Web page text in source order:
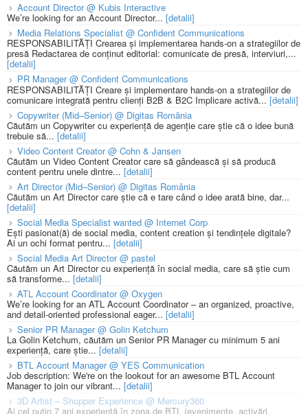
Account Director @ Kubis Interactive
We’re looking for an Account Director... [detalii]
Media Relations Specialist @ Confident Communications
RESPONSABILITĂȚI Crearea și implementarea hands-on a strategiilor de
presă Redactarea de conținut editorial: comunicate de presă, interviuri,...
[detalii]
PR Manager @ Confident Communications
RESPONSABILITĂȚI Creare și implementare hands-on a strategiilor de
comunicare integrată pentru clienți B2B & B2C Implicare activă... [detalii]
Copywriter (Mid–Senior) @ Digitas România
Căutăm un Copywriter cu experiență de agenție care știe că o idee bună
trebuie să... [detalii]
Video Content Creator @ Cohn & Jansen
Căutăm un Video Content Creator care să gândească și să producă
content pentru unele dintre... [detalii]
Art Director (Mid–Senior) @ Digitas România
Căutăm un Art Director care știe că e tare când o idee arată bine, dar...
[detalii]
Social Media Specialist wanted @ Internet Corp
Ești pasionat(ă) de social media, content creation și tendințele digitale?
Ai un ochi format pentru... [detalii]
Social Media Art Director @ pastel
Căutăm un Art Director cu experiență în social media, care să știe cum
să transforme... [detalii]
ATL Account Coordinator @ Oxygen
We’re looking for an ATL Account Coordinator – an organized, proactive,
and detail-oriented professional eager... [detalii]
Senior PR Manager @ Golin Ketchum
La Golin Ketchum, căutăm un Senior PR Manager cu minimum 5 ani
experiență, care știe... [detalii]
BTL Account Manager @ YES Communication
Job description: We're on the lookout for an awesome BTL Account
Manager to join our vibrant... [detalii]
3D Artist – Shopper Experience @ Mercury360
Ai cel puțin 7 ani experiență în zona de BTL (evenimente, activări,